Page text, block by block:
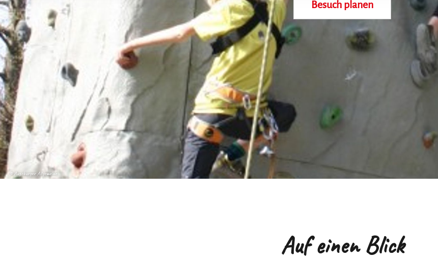
© Augsburger Allgemeine
Besuch planen
Auf einen Blick